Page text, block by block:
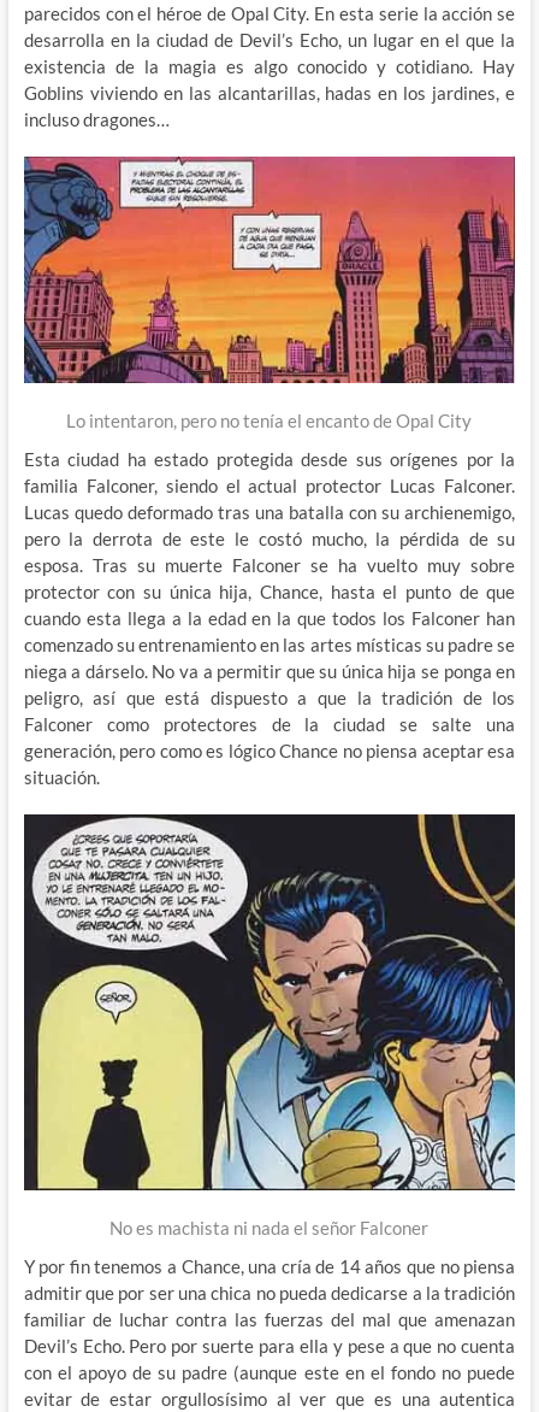
parecidos con el héroe de Opal City. En esta serie la acción se
desarrolla en la ciudad de Devil’s Echo, un lugar en el que la
existencia de la magia es algo conocido y cotidiano. Hay
Goblins viviendo en las alcantarillas, hadas en los jardines, e
incluso dragones…
Lo intentaron, pero no tenía el encanto de Opal City
Esta ciudad ha estado protegida desde sus orígenes por la
familia Falconer, siendo el actual protector Lucas Falconer.
Lucas quedo deformado tras una batalla con su archienemigo,
pero la derrota de este le costó mucho, la pérdida de su
esposa. Tras su muerte Falconer se ha vuelto muy sobre
protector con su única hija, Chance, hasta el punto de que
cuando esta llega a la edad en la que todos los Falconer han
comenzado su entrenamiento en las artes místicas su padre se
niega a dárselo. No va a permitir que su única hija se ponga en
peligro, así que está dispuesto a que la tradición de los
Falconer como protectores de la ciudad se salte una
generación, pero como es lógico Chance no piensa aceptar esa
situación.
No es machista ni nada el señor Falconer
Y por fin tenemos a Chance, una cría de 14 años que no piensa
admitir que por ser una chica no pueda dedicarse a la tradición
familiar de luchar contra las fuerzas del mal que amenazan
Devil’s Echo. Pero por suerte para ella y pese a que no cuenta
con el apoyo de su padre (aunque este en el fondo no puede
evitar de estar orgullosísimo al ver que es una autentica